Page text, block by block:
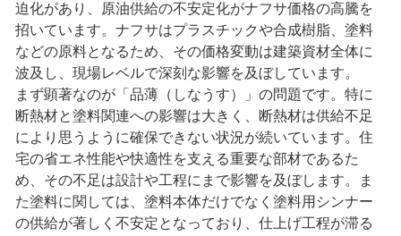
迫化があり、原油供給の不安定化がナフサ価格の高騰を
招いています。ナフサはプラスチックや合成樹脂、塗料
などの原料となるため、その価格変動は建築資材全体に
波及し、現場レベルで深刻な影響を及ぼしています。
まず顕著なのが「品薄（しなうす）」の問題です。特に
断熱材と塗料関連への影響は大きく、断熱材は供給不足
により思うように確保できない状況が続いています。住
宅の省エネ性能や快適性を支える重要な部材であるた
め、その不足は設計や工程にまで影響を及ぼします。ま
た塗料に関しては、塗料本体だけでなく塗料用シンナー
の供給が著しく不安定となっており、仕上げ工程が滞る